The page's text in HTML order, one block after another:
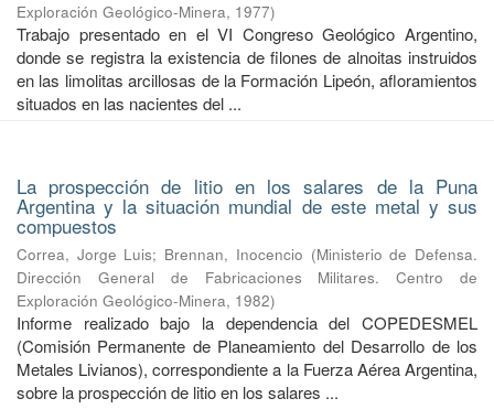
Exploración Geológico-Minera, 1977)
Trabajo presentado en el VI Congreso Geológico Argentino,
donde se registra la existencia de filones de alnoitas instruidos
en las limolitas arcillosas de la Formación Lipeón, afloramientos
situados en las nacientes del ...
La prospección de litio en los salares de la Puna
Argentina y la situación mundial de este metal y sus
compuestos
Correa, Jorge Luis; Brennan, Inocencio (Ministerio de Defensa.
Dirección General de Fabricaciones Militares. Centro de
Exploración Geológico-Minera, 1982)
Informe realizado bajo la dependencia del COPEDESMEL
(Comisión Permanente de Planeamiento del Desarrollo de los
Metales Livianos), correspondiente a la Fuerza Aérea Argentina,
sobre la prospección de litio en los salares ...